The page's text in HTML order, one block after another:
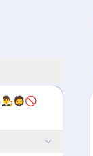
👨‍⚖️🧔🚫